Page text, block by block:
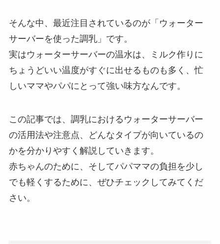
そんな中、最近注目されているのが「ウォーター
サーバーを使った調乳」です。
実はウォーターサーバーの温水は、ミルク作りに
ちょうどいい温度がすぐに出せるものも多く、忙
しいママやパパにとって強い味方なんです。
この記事では、調乳におけるウォーターサーバー
の活用法や注意点、どんなタイプが向いているの
かを分かりやすく解説していきます。
赤ちゃんのために、そしてパパママの負担を少し
でも軽くするために、ぜひチェックしてみてくだ
さい。